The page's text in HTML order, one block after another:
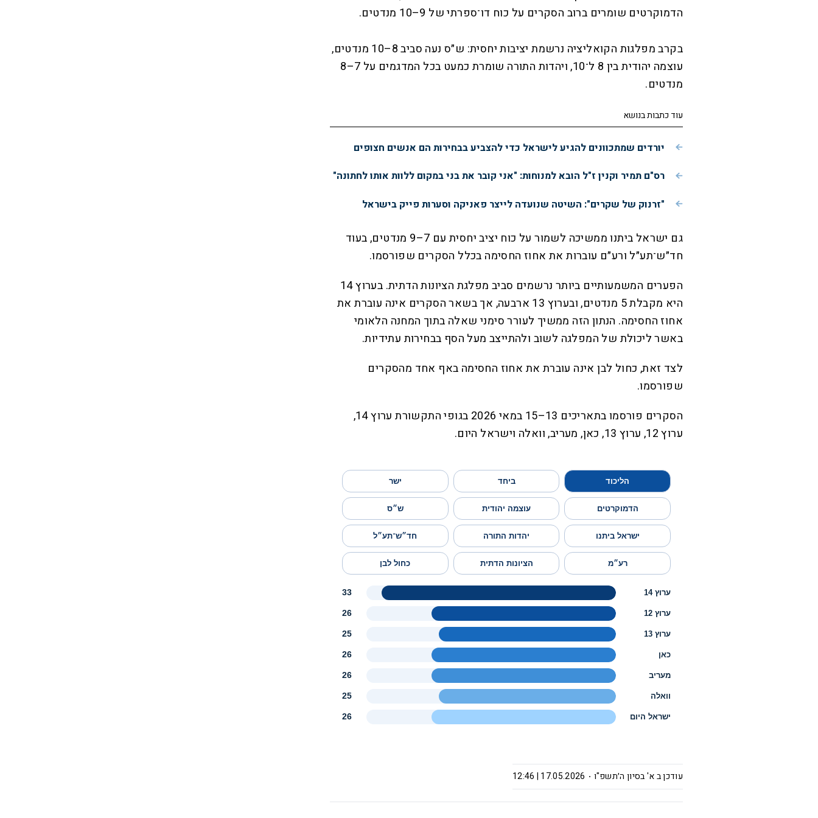
הדמוקרטים שומרים ברוב הסקרים על כוח דו־ספרתי של 9–10 מנדטים.
בקרב מפלגות הקואליציה נרשמת יציבות יחסית: ש״ס נעה סביב 8–10 מנדטים,
עוצמה יהודית בין 8 ל־10, ויהדות התורה שומרת כמעט בכל המדגמים על 7–8
מנדטים.
עוד כתבות בנושא
יורדים שמתכוונים להגיע לישראל כדי להצביע בבחירות הם אנשים חצופים
רס"ם תמיר וקנין ז"ל הובא למנוחות: "אני קובר את בני במקום ללוות אותו לחתונה"
"זרנוק של שקרים": השיטה שנועדה לייצר פאניקה וסערות פייק בישראל
גם ישראל ביתנו ממשיכה לשמור על כוח יציב יחסית עם 7–9 מנדטים, בעוד
חד״ש־תע״ל ורע״ם עוברות את אחוז החסימה בכלל הסקרים שפורסמו.
הפערים המשמעותיים ביותר נרשמים סביב מפלגת הציונות הדתית. בערוץ 14
היא מקבלת 5 מנדטים, ובערוץ 13 ארבעה, אך בשאר הסקרים אינה עוברת את
אחוז החסימה. הנתון הזה ממשיך לעורר סימני שאלה בתוך המחנה הלאומי
באשר ליכולת של המפלגה לשוב ולהתייצב מעל הסף בבחירות עתידיות.
לצד זאת, כחול לבן אינה עוברת את אחוז החסימה באף אחד מהסקרים
שפורסמו.
הסקרים פורסמו בתאריכים 13–15 במאי 2026 בגופי התקשורת ערוץ 14,
ערוץ 12, ערוץ 13, כאן, מעריב, וואלה וישראל היום.
הליכוד ביחד ישר
הדמוקרטים עוצמה יהודית ש״ס
ישראל ביתנו יהדות התורה חד״ש־תע״ל
רע״מ הציונות הדתית כחול לבן
ערוץ 14 33
ערוץ 12 26
ערוץ 13 25
כאן 26
מעריב 26
וואלה 25
ישראל היום 26
א' בסיון ה׳תשפ"ו 17.05.2026 | 12:46 עודכן ב